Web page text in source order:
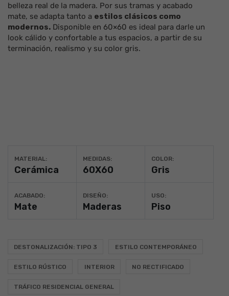
belleza real de la madera. Por sus tramas y acabado
mate, se adapta tanto a estilos clásicos como
modernos. Disponible en 60×60 es ideal para darle un
look cálido y confortable a tus espacios, a partir de su
terminación, realismo y su color gris.
MATERIAL:
Cerámica
MEDIDAS:
60X60
COLOR:
Gris
ACABADO:
Mate
DISEÑO:
Maderas
USO:
Piso
DESTONALIZACIÓN: TIPO 3 ESTILO CONTEMPORÁNEO
ESTILO RÚSTICO INTERIOR NO RECTIFICADO
TRÁFICO RESIDENCIAL GENERAL